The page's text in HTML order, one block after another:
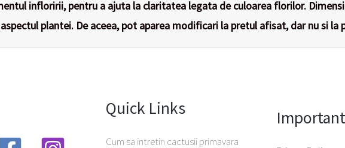
infloririi, pentru a ajuta la claritatea legata de culoarea florilor.
plantei. De aceea, pot aparea modificari la pretul afisat, dar nu si la
Quick Links
Cum sa intretin cactusii primavara